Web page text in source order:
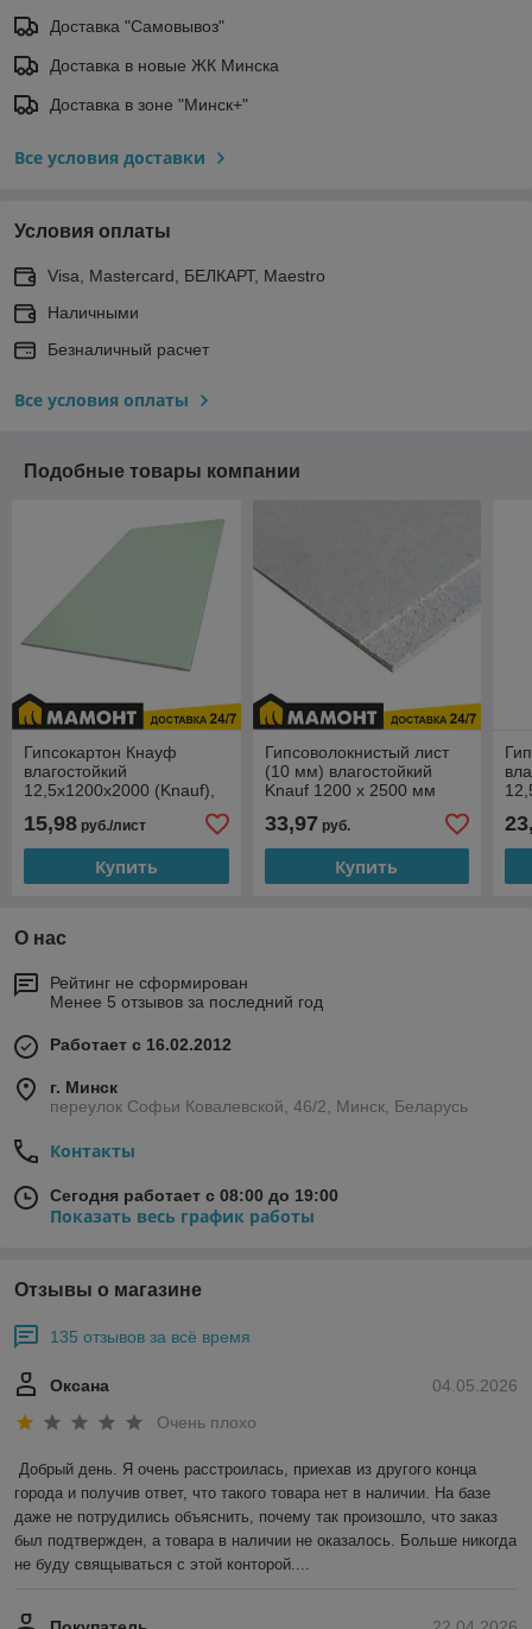
Доставка "Самовывоз"
Доставка в новые ЖК Минска
Доставка в зоне "Минск+"
Все условия доставки
Условия оплаты
Visa, Mastercard, БЕЛКАРТ, Maestro
Наличными
Безналичный расчет
Все условия оплаты
Подобные товары компании
Гипсокартон Кнауф
влагостойкий
12,5х1200х2000 (Knauf),
15,98 руб./лист
Купить
Гипсоволокнистый лист
(10 мм) влагостойкий
Knauf 1200 x 2500 мм
33,97 руб.
Купить
О нас
Рейтинг не сформирован
Менее 5 отзывов за последний год
Работает с 16.02.2012
г. Минск
переулок Софьи Ковалевской, 46/2, Минск, Беларусь
Контакты
Сегодня работает с 08:00 до 19:00
Показать весь график работы
Отзывы о магазине
135 отзывов за всё время
04.05.2026
Оксана
Очень плохо
Добрый день. Я очень расстроилась, приехав из другого конца
города и получив ответ, что такого товара нет в наличии. На базе
даже не потрудились объяснить, почему так произошло, что заказ
был подтвержден, а товара в наличии не оказалось. Больше никогда
не буду свящываться с этой конторой....